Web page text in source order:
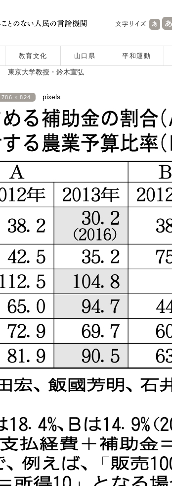
教育文化 山口県 平和運動
東京大学教授・鈴木宣弘
786 × 824 pixels